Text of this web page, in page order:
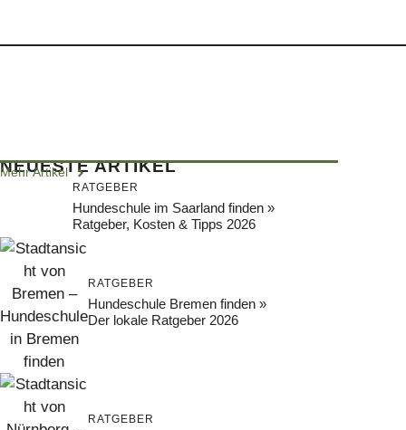
NEUESTE ARTIKEL
Mehr Artikel
RATGEBER
Hundeschule im Saarland finden »
Ratgeber, Kosten & Tipps 2026
RATGEBER
Hundeschule Bremen finden »
Der lokale Ratgeber 2026
RATGEBER